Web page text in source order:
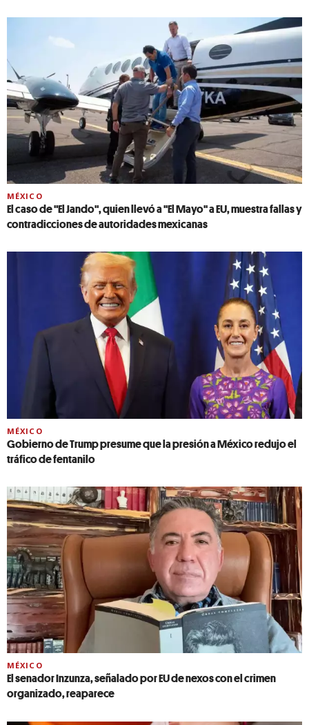
MÉXICO
El caso de "El Jando", quien llevó a ''El Mayo'' a EU, muestra fallas y
contradicciones de autoridades mexicanas
MÉXICO
Gobierno de Trump presume que la presión a México redujo el
tráfico de fentanilo
MÉXICO
El senador Inzunza, señalado por EU de nexos con el crimen
organizado, reaparece